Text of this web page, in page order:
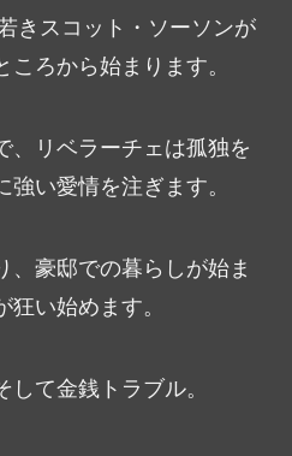
きスコット・ソーソンが
ころから始まります。
、リベラーチェは孤独を
い愛情を注ぎます。
、豪邸での暮らしが始ま
狂い始めます。
て金銭トラブル。